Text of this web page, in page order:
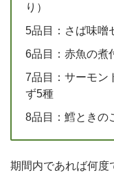
り）
5品目：さば味噌
6品目：赤魚の煮
7品目：サーモン
ず5種
8品目：鱈ときの
期間内であれば何度